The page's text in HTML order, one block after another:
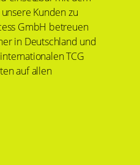
Kunden zu
GmbH betreuen
in Deutschland und
TCG
auf allen